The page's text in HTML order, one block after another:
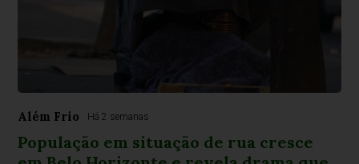
Além Frio Há 2 semanas
População em situação de rua cresce